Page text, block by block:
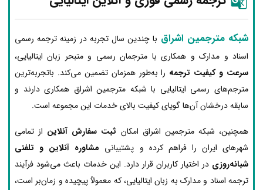
شبکه مترجمین اشراق با چندین سال تجربه در زمینه ترجمه رسمی
اسناد و مدارک و همکاری با مترجمان رسمی و متبحر زبان ایتالیایی،
سرعت و کیفیت ترجمه را به‌طور همزمان تضمین می‌کند. باتجربه‌ترین
مترجم‌های رسمی ایتالیایی با شبکه مترجمین اشراق همکاری دارند و
سابقه درخشان آن‌ها گویای کیفیت بالای خدمات این مجموعه است.
همچنین، شبکه مترجمین اشراق امکان ثبت سفارش آنلاین از تمامی
شهرهای ایران را فراهم کرده و پشتیبانی مشاوره آنلاین و تلفنی
شبانه‌روزی در اختیار کاربران قرار دارد. این خدمات باعث می‌شود فرآیند
ترجمه اسناد و مدارک به زبان ایتالیایی، که معمولاً پیچیده و زمان‌بر است،